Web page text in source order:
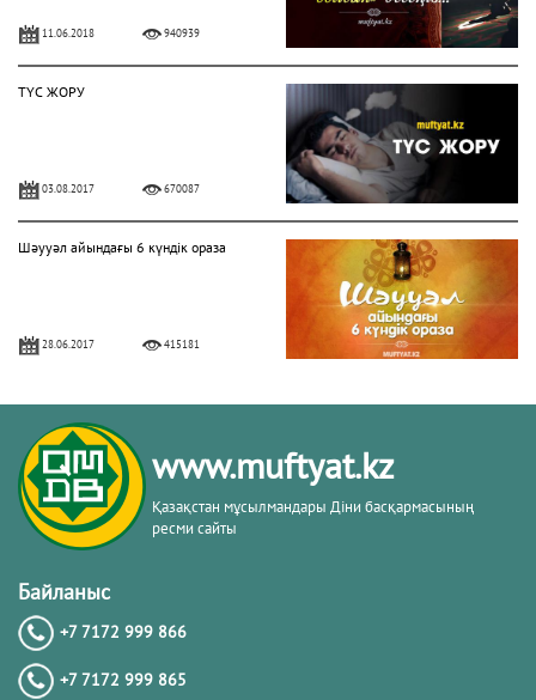
11.06.2018 940939
ТҮС ЖОРУ
03.08.2017 670087
Шәууәл айындағы 6 күндік ораза
28.06.2017 415181
БЕРЕКЕЛІ БАРААТ ТҮНІ
06.04.2020
31.07.2017
www.muftyat.kz
Қазақстан мұсылмандары Діни басқармасының
ресми сайты
Байланыс
+7 7172 999 866
+7 7172 999 865